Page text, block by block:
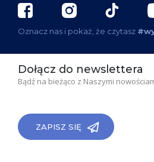
Oznacz nas i pokaż, że czytasz
Dołącz do newslettera
Bądź na bieżąco z Naszymi
ZAPISZ SIĘ